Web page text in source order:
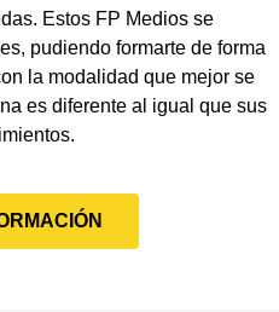
Estos FP Medios se
pudiendo formarte de forma
la modalidad que mejor se
es diferente al igual que sus